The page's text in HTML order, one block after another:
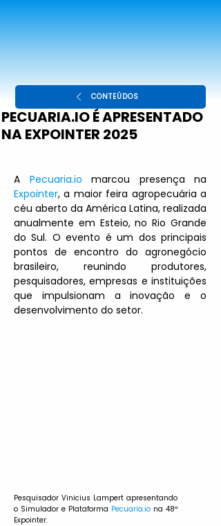
PECUARIA.IO É APRESENTADO
NA EXPOINTER 2025
A Pecuaria.io
Expointer, a maior feira agropecuária a
céu aberto da América Latina, realizada
anualmente em Esteio, no Rio Grande
do Sul. O evento é um dos principais
pontos de encontro do agronegócio
brasileiro, reunindo produtores,
pesquisadores, empresas e instituições
que impulsionam a inovação e o
desenvolvimento do setor.
Pesquisador Vinicius Lampert apresentando
o Simulador e Plataforma Pecuaria.io na 48ª
Expointer.
CONTEÚDOS